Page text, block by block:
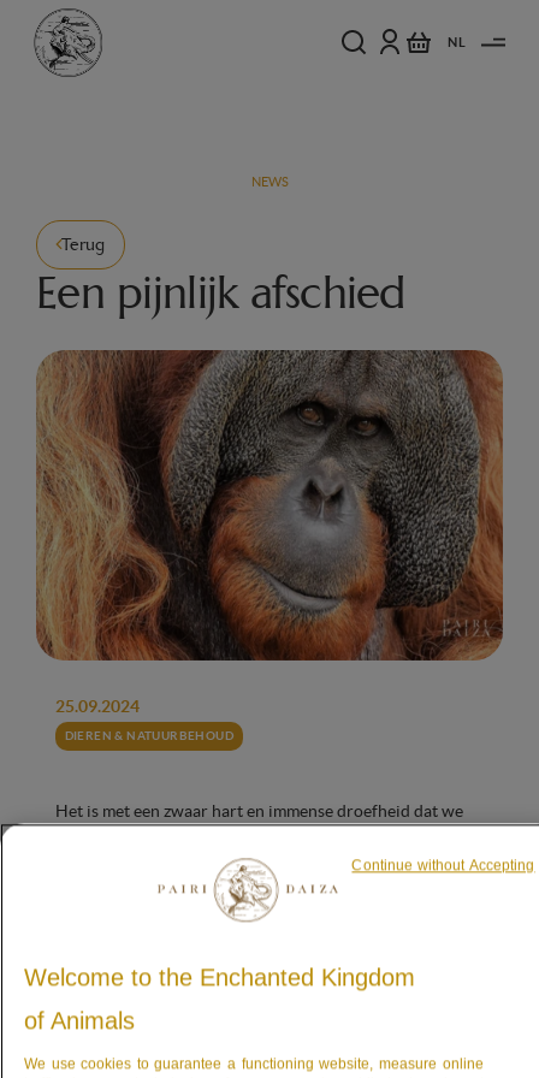
NL
NEWS
Terug
Een pijnlijk afschied
25.09.2024
DIEREN & NATUURBEHOUD
Het is met een zwaar hart en immense droefheid dat we
oetan die jullie net zo diep koesterden als wij, op 24
september is overleden. Gempa was al enkele weken ziek.
Ondanks alle zorg die hij kreeg en de volledige inzet van
onherroepelijk achteruitging. De talrijke uitgevoerde
onderzoeken – echografieën, röntgenfoto’s, scans en
bloedafnames – evenals het constante overleg met
aan dat een stafylokokkeninfectie, ondanks de
Welcome to the Enchanted Kingdom
of Animals
We use cookies to guarantee a functioning website, measure online
Continue without Accepting